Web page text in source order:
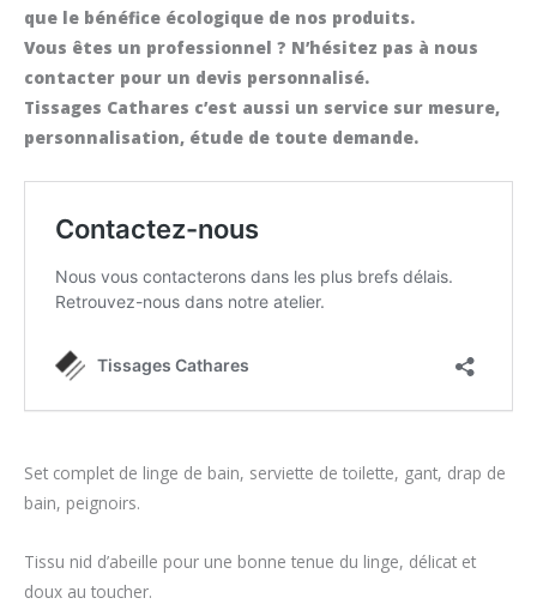
que le bénéfice écologique de nos produits.
Vous êtes un professionnel ? N’hésitez pas à nous
contacter pour un devis personnalisé.
Tissages Cathares c’est aussi un service sur mesure,
personnalisation, étude de toute demande.
Set complet de linge de bain, serviette de toilette, gant, drap de
bain, peignoirs.
Tissu nid d’abeille pour une bonne tenue du linge, délicat et
doux au toucher.